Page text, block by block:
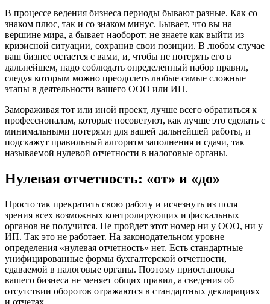
В процессе ведения бизнеса периоды бывают разные. Как со
знаком плюс, так и со знаком минус. Бывает, что вы на
вершине мира, а бывает наоборот: не знаете как выйти из
кризисной ситуации, сохранив свои позиции. В любом случае
ваш бизнес остается с вами, и, чтобы не потерять его в
дальнейшем, надо соблюдать определенный набор правил,
следуя которым можно преодолеть любые самые сложные
этапы в деятельности вашего ООО или ИП.
Замораживая тот или иной проект, лучше всего обратиться к
профессионалам, которые посоветуют, как лучше это сделать с
минимальными потерями для вашей дальнейшей работы, и
подскажут правильный алгоритм заполнения и сдачи, так
называемой нулевой отчетности в налоговые органы.
Нулевая отчетность: «от» и «до»
Просто так прекратить свою работу и исчезнуть из поля
зрения всех возможных контролирующих и фискальных
органов не получится. Не пройдет этот номер ни у ООО, ни у
ИП. Так это не работает. На законодательном уровне
определения «нулевая отчетность» нет. Есть стандартные
унифицированные формы бухгалтерской отчетности,
сдаваемой в налоговые органы. Поэтому приостановка
вашего бизнеса не меняет общих правил, а сведения об
отсутствии оборотов отражаются в стандартных декларациях
и отчетах.